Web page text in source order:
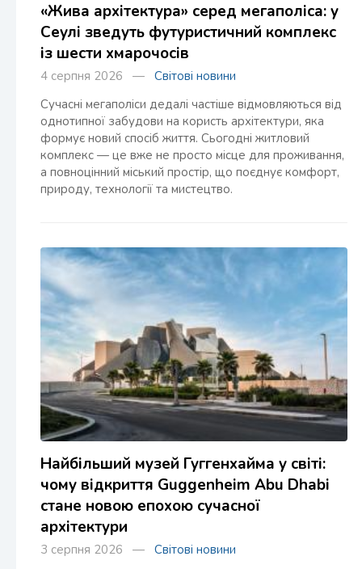
«Жива архітектура» серед мегаполіса: у
Сеулі зведуть футуристичний комплекс
із шести хмарочосів
4 серпня 2026 — Світові новини
Сучасні мегаполіси дедалі частіше відмовляються від
однотипної забудови на користь архітектури, яка
формує новий спосіб життя. Сьогодні житловий
комплекс — це вже не просто місце для проживання,
а повноцінний міський простір, що поєднує комфорт,
природу, технології та мистецтво.
Найбільший музей Гуггенхайма у світі:
чому відкриття Guggenheim Abu Dhabi
стане новою епохою сучасної
архітектури
3 серпня 2026 — Світові новини